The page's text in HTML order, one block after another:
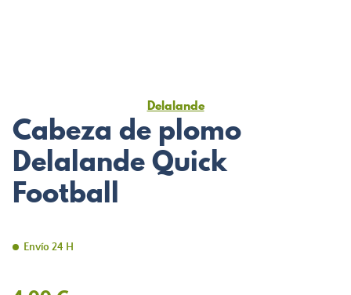
Delalande
Cabeza de plomo
Delalande Quick
Football
Envío 24 H